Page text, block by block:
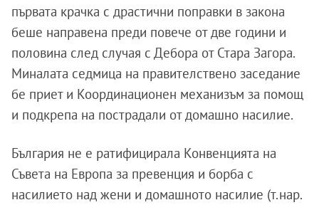
първата крачка с драстични поправки в закона
беше направена преди повече от две години и
половина след случая с Дебора от Стара Загора.
Миналата седмица на правителствено заседание
бе приет и Координационен механизъм за помощ
и подкрепа на пострадали от домашно насилие.
България не е ратифицирала Конвенцията на
Съвета на Европа за превенция и борба с
насилието над жени и домашното насилие (т.нар.